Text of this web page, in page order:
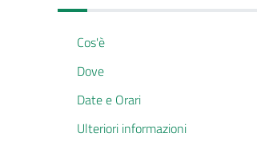
Cos'è
Dove
Date e Orari
Ulteriori informazioni